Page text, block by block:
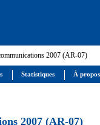
2007 (AR-07)
2007 (AR-07)
Statistiques À